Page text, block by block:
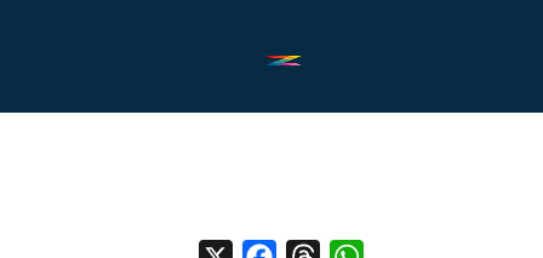
X FacebookThreadsWhatsApp